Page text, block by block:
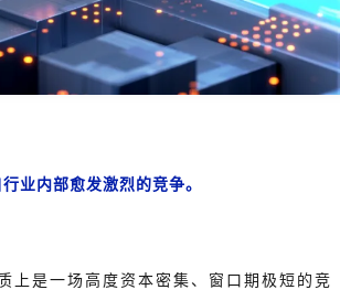
业内部愈发激烈的竞争。
上是一场高度资本密集、窗口期极短的竞